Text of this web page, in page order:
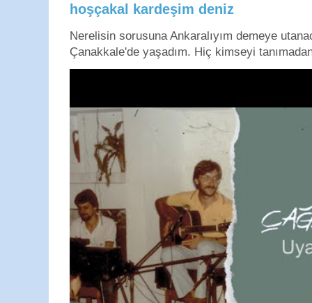
hoşçakal kardeşim deniz
Nerelisin sorusuna Ankaralıyım demeye
Çanakkale'de yaşadım. Hiç kimseyi